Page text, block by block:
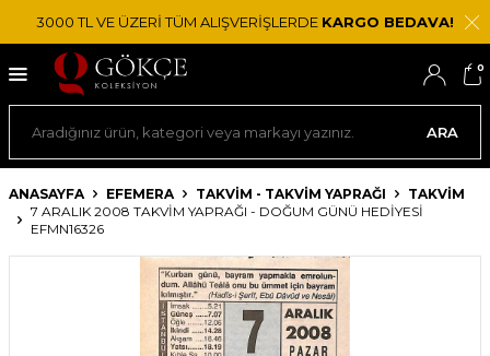
3000 TL VE ÜZERİ TÜM ALIŞVERİŞLERDE KARGO BEDAVA!
ARA
0
ANASAYFA EFEMERA TAKVIM - TAKVIM YAPRAĞI
TAKVIM
7 ARALIK 2008 TAKVIM YAPRAĞI - DOĞUM GÜNÜ HEDIYESI
EFMN16326